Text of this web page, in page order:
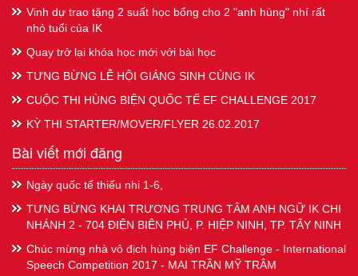
Vinh dự trao tặng 2 suất học bổng cho 2 "anh hùng" nhí rất
nhỏ tuổi của IK
Quay trở lại khóa học mới với bài học
TƯNG BỪNG LỄ HỘI GIÁNG SINH CÙNG IK
CUỘC THI HÙNG BIỆN QUỐC TẾ EF CHALLENGE 2017
KỲ THI STARTER/MOVER/FLYER 26.02.2017
Bài viết mới đăng
Ngày quốc tế thiếu nhi 1-6,
TƯNG BỪNG KHAI TRƯƠNG TRUNG TÂM ANH NGỮ IK CHI
NHÁNH 2 - 704 ĐIỆN BIÊN PHỦ, P. HIỆP NINH, TP. TÂY NINH
Chúc mừng nhà vô địch hùng biện EF Challenge - International
Speech Competition 2017 - MAI TRẦN MỸ TRÂM